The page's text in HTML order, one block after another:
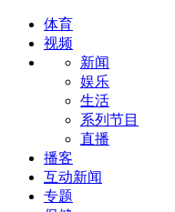
体育
视频
新闻
娱乐
生活
系列节目
直播
播客
互动新闻
专题